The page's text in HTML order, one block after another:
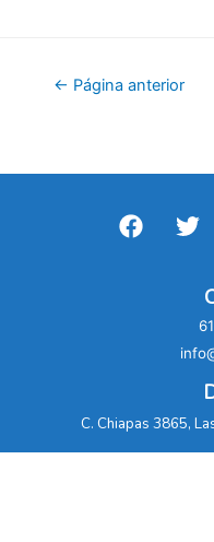
Paginación
← Página anterior
C. Chiapas 3865,